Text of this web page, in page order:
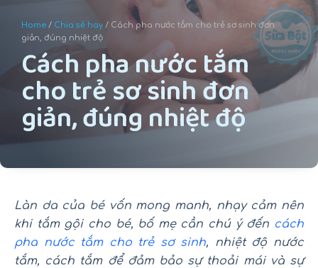
Home / Chia sẻ hay / Cách pha nước tắm cho trẻ sơ sinh đơn
giản, đúng nhiệt độ
Cách pha nước tắm
cho trẻ sơ sinh đơn
giản, đúng nhiệt độ
Làn da của bé vốn mong manh, nhạy cảm nên
khi tắm gội cho bé, bố mẹ cần chú ý đến cách
pha nước tắm cho trẻ sơ sinh, nhiệt độ nước
tắm, cách tắm để đảm bảo sự thoải mái và sự